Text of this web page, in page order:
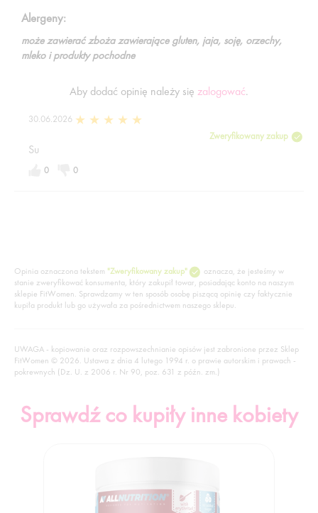
Alergeny:
może zawierać zboża zawierające gluten, jaja, soję, orzechy,
mleko i produkty pochodne
Aby dodać opinię należy się zalogować.
30.06.2026
Zweryfikowany zakup
Su
0 0
Opinia oznaczona tekstem "Zweryfikowany zakup"
oznacza, że jesteśmy w
stanie zweryfikować konsumenta, który zakupił towar, posiadając konto na naszym
sklepie FitWomen. Sprawdzamy w ten sposób osobę piszącą opinię czy faktycznie
kupiła produkt lub go używała za pośrednictwem naszego sklepu.
UWAGA - kopiowanie oraz rozpowszechnianie opisów jest zabronione przez Sklep
FitWomen © 2026. Ustawa z dnia 4 lutego 1994 r. o prawie autorskim i prawach -
pokrewnych (Dz. U. z 2006 r. Nr 90, poz. 631 z późn. zm.)
Sprawdź co kupiły inne kobiety